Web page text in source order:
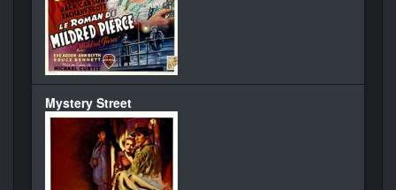
Mystery Street